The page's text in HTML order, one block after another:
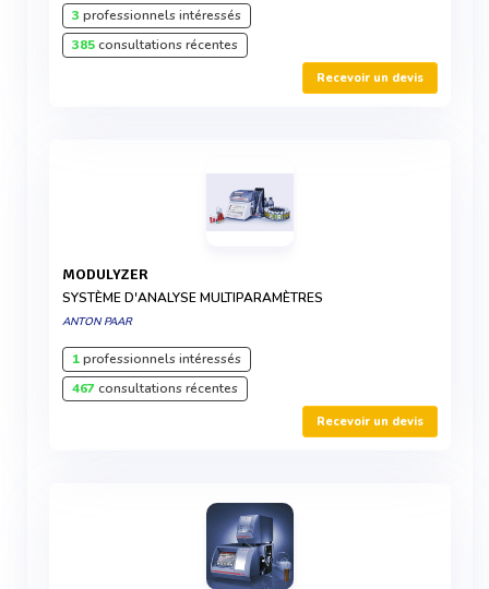
3 professionnels intéressés
385consultations récentes
Recevoir un devis
MODULYZER
SYSTÈME D'ANALYSE MULTIPARAMÈTRES
ANTON PAAR
1professionnels intéressés
467consultations récentes
Recevoir un devis